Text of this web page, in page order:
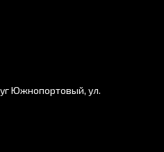
Южнопортовый, ул.